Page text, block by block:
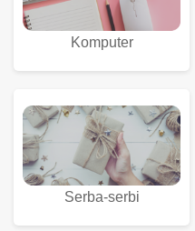
Komputer
Serba-serbi